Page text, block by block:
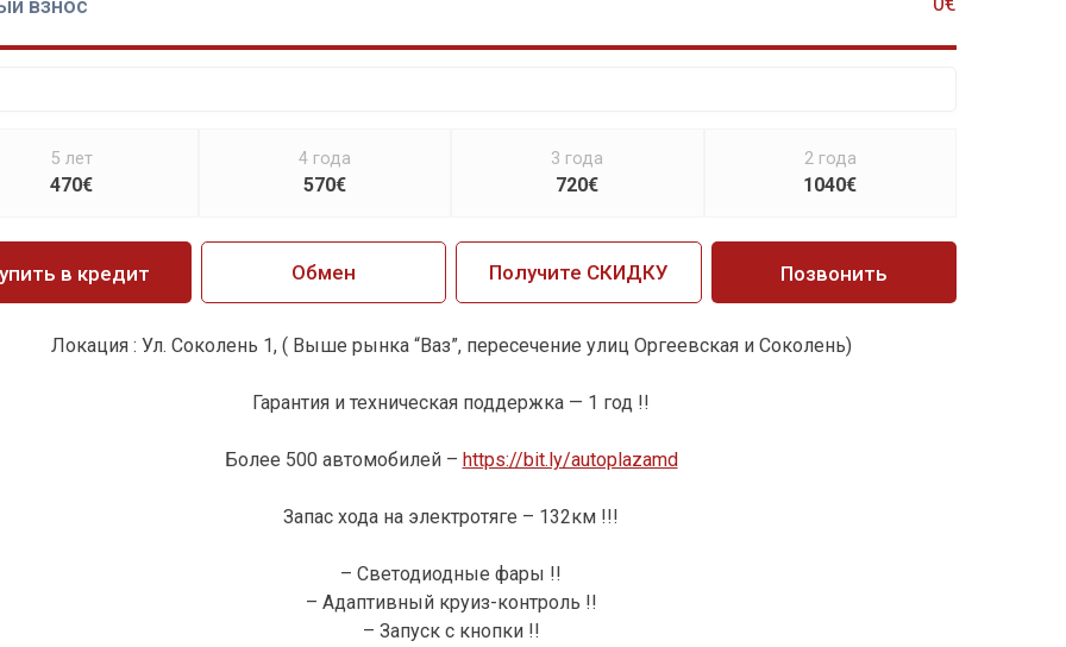
взнос
5 лет
470€
4 года
570€
3 года
720€
2 года
1040€
в кредит Обмен Получите СКИДКУ Позвонить
Локация : Ул. Соколень 1, ( Выше рынка “Ваз”, пересечение улиц Оргеевская и Соколень)
Гарантия и техническая поддержка — 1 год !!
Более 500 автомобилей – https://bit.ly/autoplazamd
Запас хода на электротяге – 132км !!!
– Светодиодные фары !!
– Адаптивный круиз-контроль !!
– Запуск с кнопки !!